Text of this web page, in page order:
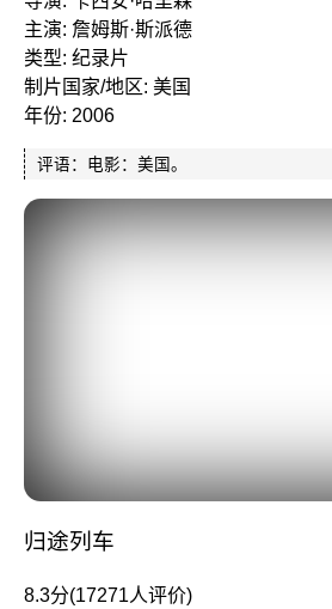
主演: 詹姆斯·斯派德
类型: 纪录片
制片国家/地区: 美国
年份: 2006
评语：电影：美国。
归途列车
8.3分(17271人评价)